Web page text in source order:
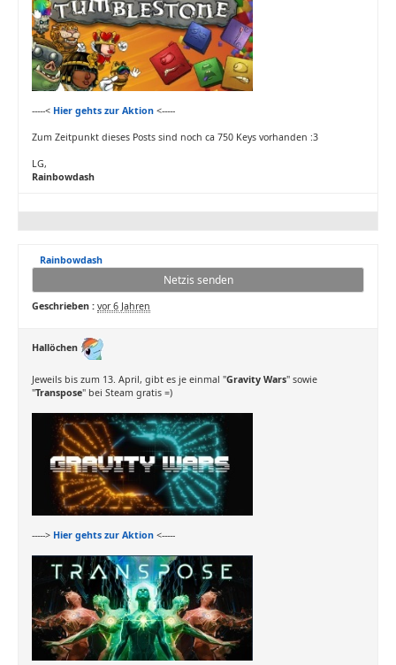
-----< Hier gehts zur Aktion <-----
Zum Zeitpunkt dieses Posts sind noch ca 750 Keys vorhanden :3
LG,
Rainbowdash
Rainbowdash
Netzis senden
Geschrieben : vor 6 Jahren
Hallöchen
Jeweils bis zum 13. April, gibt es je einmal "Gravity Wars" sowie
"Transpose" bei Steam gratis =)
-----> Hier gehts zur Aktion <-----